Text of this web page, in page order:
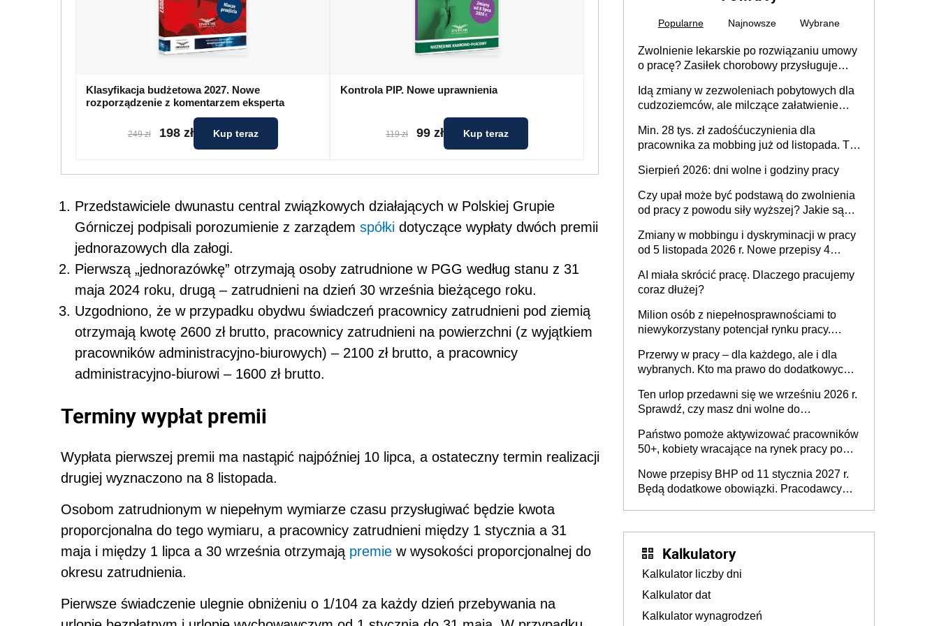
Klasyfikacja budżetowa 2027. Nowe
rozporządzenie z komentarzem eksperta
249 zł 198 zł Kup teraz
Kontrola PIP. Nowe uprawnienia
119 zł 99 zł Kup teraz
Przedstawiciele dwunastu central związkowych działających w Polskiej Grupie
Górniczej podpisali porozumienie z zarządem spółki dotyczące wypłaty dwóch premii
jednorazowych dla załogi.
Pierwszą „jednorazówkę” otrzymają osoby zatrudnione w PGG według stanu z 31
maja 2024 roku, drugą – zatrudnieni na dzień 30 września bieżącego roku.
Uzgodniono, że w przypadku obydwu świadczeń pracownicy zatrudnieni pod ziemią
otrzymają kwotę 2600 zł brutto, pracownicy zatrudnieni na powierzchni (z wyjątkiem
pracowników administracyjno-biurowych) – 2100 zł brutto, a pracownicy
administracyjno-biurowi – 1600 zł brutto.
Terminy wypłat premii
Wypłata pierwszej premii ma nastąpić najpóźniej 10 lipca, a ostateczny termin realizacji
drugiej wyznaczono na 8 listopada.
Osobom zatrudnionym w niepełnym wymiarze czasu przysługiwać będzie kwota
proporcjonalna do tego wymiaru, a pracownicy zatrudnieni między 1 stycznia a 31
maja i między 1 lipca a 30 września otrzymają premie w wysokości proporcjonalnej do
okresu zatrudnienia.
Pierwsze świadczenie ulegnie obniżeniu o 1/104 za każdy dzień przebywania na
Popularne Najnowsze Wybrane
Zwolnienie lekarskie po rozwiązaniu umowy
o pracę? Zasiłek chorobowy przysługuje
dni od ustania stosunku pracy
Idą zmiany w zezwoleniach pobytowych dla
cudzoziemców, ale milczące załatwienie
Min. 28 tys. zł zadośćuczynienia dla
pracownika za mobbing już od listopada. To
zespołu
Sierpień 2026: dni wolne i godziny pracy
Czy upał może być podstawą do zwolnienia
od pracy z powodu siły wyższej? Jakie są
Zmiany w mobbingu i dyskryminacji w pracy
od 5 listopada 2026 r. Nowe przepisy 4
Ustaw
AI miała skrócić pracę. Dlaczego pracujemy
coraz dłużej?
Milion osób z niepełnosprawnościami to
niewykorzystany potencjał rynku pracy.
dofinansowań czy refundacji, ale bariery po
stronie systemu i świadomości
pracodawców [WYWIAD]
Przerwy w pracy – dla każdego, ale i dla
wybranych. Kto ma prawo do dodatkowych
Ten urlop przedawni się we wrześniu 2026 r.
Sprawdź, czy masz dni wolne do
Państwo pomoże aktywizować pracowników
50+, kobiety wracające na rynek pracy po
osoby neuroatypowe. Powstanie Fundusz
na rzecz Inkluzywności w Zatrudnianiu?
Nowe przepisy BHP od 11 stycznia 2027 r.
Będą dodatkowe obowiązki. Pracodawcy
Kalkulatory
Kalkulator liczby dni
Kalkulator dat
Kalkulator wynagrodzeń